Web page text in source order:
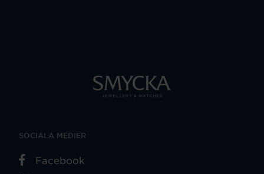
SOCIALA MEDIER
Facebook